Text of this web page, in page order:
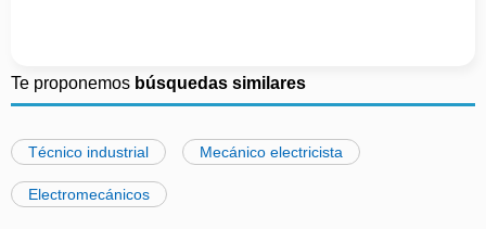
Te proponemos búsquedas similares
Técnico industrial Mecánico electricista
Electromecánicos